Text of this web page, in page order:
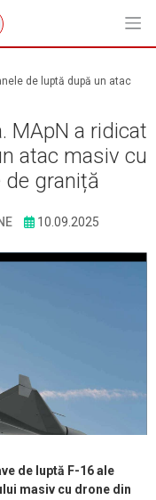
de luptă după un atac
MApN a ridicat
atac masiv cu
de graniță
10.09.2025
de luptă F-16 ale
masiv cu drone din